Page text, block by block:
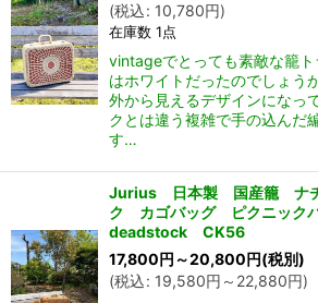
(税込: 10,780円)
在庫数 1点
vintageでとっても素敵な籠ト
はホワイトだったのでしょう
外から見えるデザインになっ
クとは違う複雑で手の込んだ
す…
Jurius 日本製 国産籠 ナチ
ク カゴバッグ ピクニック
deadstock CK56
17,800円 ～20,800円(税別)
(税込: 19,580円 ～22,880円)